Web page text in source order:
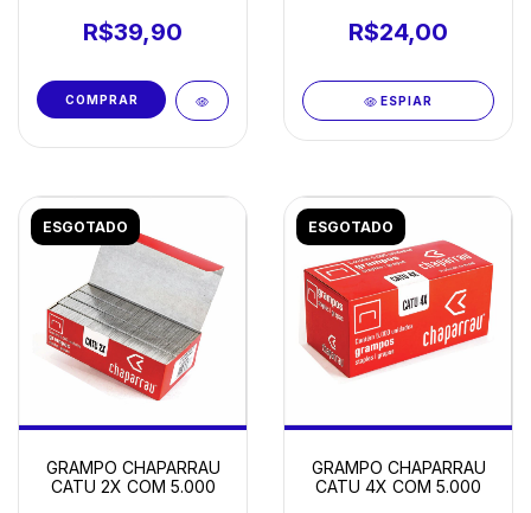
R$39,90 R$24,00
ESPIAR
ESGOTADO
GRAMPO CHAPARRAU
CATU 2X COM 5.000
ESGOTADO
GRAMPO CHAPARRAU
CATU 4X COM 5.000